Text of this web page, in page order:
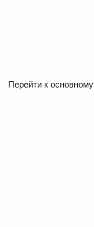
Перейти к основному